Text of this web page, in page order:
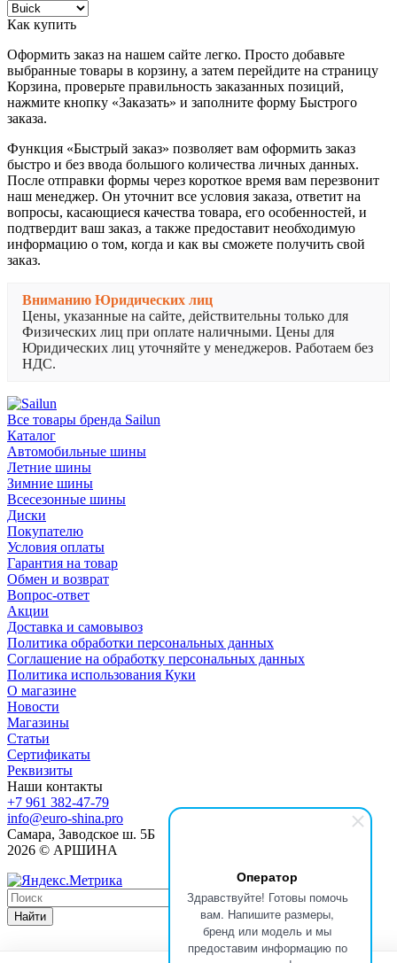
Оператор
Здравствуйте! Готовы помочь
вам. Напишите размеры,
бренд или модель и мы
предоставим информацию по
Как купить
Оформить заказ на нашем сайте легко. Просто добавьте
выбранные товары в корзину, а затем перейдите на страницу
Корзина, проверьте правильность заказанных позиций,
нажмите кнопку «Заказать» и заполните форму Быстрого
заказа.
Функция «Быстрый заказ» позволяет вам оформить заказ
быстро и без ввода большого количества личных данных.
После отправки формы через короткое время вам перезвонит
наш менеджер. Он уточнит все условия заказа, ответит на
вопросы, касающиеся качества товара, его особенностей, и
подтвердит ваш заказ, а также предоставит необходимую
информацию о том, когда и как вы сможете получить свой
заказ.
Вниманию Юридических лиц
Цены, указанные на сайте, действительны только для
Физических лиц при оплате наличными. Цены для
Юридических лиц уточняйте у менеджеров. Работаем без
НДС.
Все товары бренда Sailun
Каталог
Автомобильные шины
Летние шины
Зимние шины
Всесезонные шины
Диски
Покупателю
Условия оплаты
Гарантия на товар
Обмен и возврат
Вопрос-ответ
Акции
Доставка и самовывоз
Политика обработки персональных данных
Соглашение на обработку персональных данных
Политика использования Куки
О магазине
Новости
Магазины
Статьи
Сертификаты
Реквизиты
Наши контакты
+7 961 382-47-79
info@euro-shina.pro
Самара, Заводское ш. 5Б
2026 © АРШИНА
Найти